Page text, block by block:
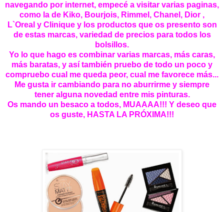
navegando por internet, empecé a visitar varias paginas,
como la de Kiko, Bourjois, Rimmel, Chanel, Dior ,
L`Oreal y Clinique y los productos que os presento son
de estas marcas, variedad de precios para todos los
bolsillos.
Yo lo que hago es combinar varias marcas, más caras,
más baratas, y así también pruebo de todo un poco y
compruebo cual me queda peor, cual me favorece más...
Me gusta ir cambiando para no aburrirme y siempre
tener alguna novedad entre mis pinturas.
Os mando un besaco a todos, MUAAAA!!! Y deseo que
os guste, HASTA LA PRÓXIMA!!!